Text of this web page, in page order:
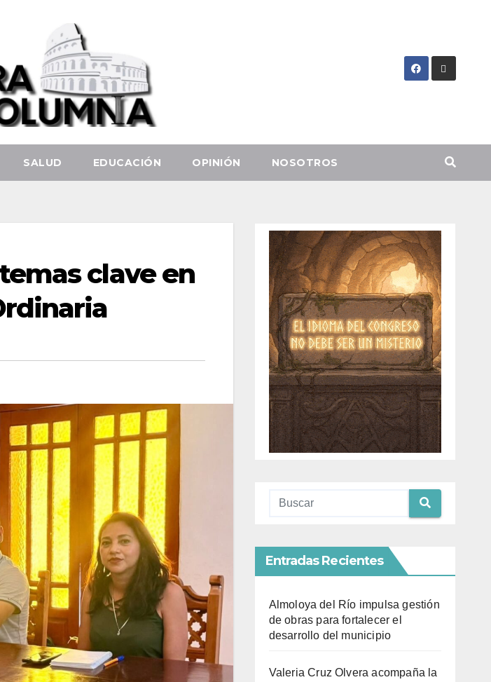
SALUD EDUCACIÓN OPINIÓN NOSOTROS
clave en
Entradas Recientes
Almoloya del Río impulsa gestión
de obras para fortalecer el
desarrollo del municipio
Valeria Cruz Olvera acompaña la